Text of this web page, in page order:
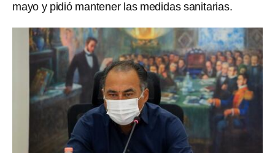
mayo y pidió mantener las medidas sanitarias.